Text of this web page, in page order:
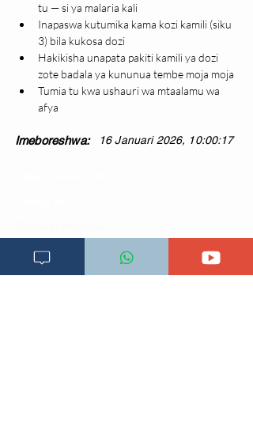
tu — si ya malaria kali
Inapaswa kutumika kama kozi kamili (siku
3) bila kukosa dozi
Hakikisha unapata pakiti kamili ya dozi
zote badala ya kununua tembe moja moja
Tumia tu kwa ushauri wa mtaalamu wa
afya
Imeboreshwa: 16 Januari 2026, 10:00:17
Dirisha la Daktari
Dodoso la matibabu